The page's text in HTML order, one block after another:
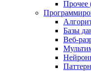
Прочее
Базы
Веб-